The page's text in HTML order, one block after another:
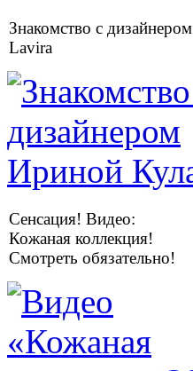
Знакомство с дизайнером
Lavira
Сенсация! Видео:
Кожаная коллекция!
Смотреть обязательно!